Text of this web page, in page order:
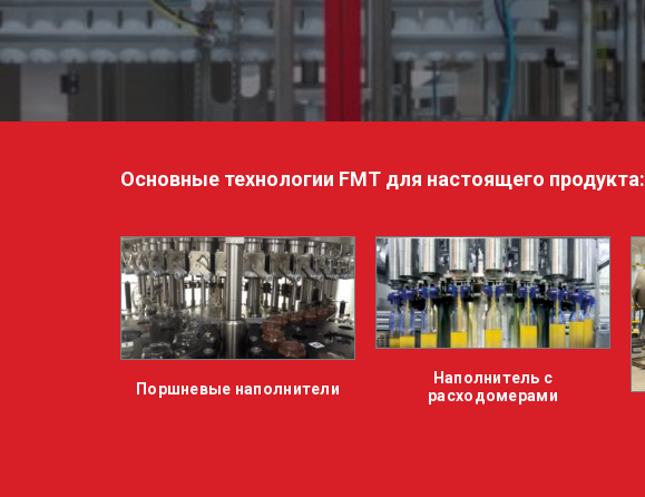
Основные технологии FMT для настоящего продукта:
Поршневые наполнители
Наполнитель с
расходомерами